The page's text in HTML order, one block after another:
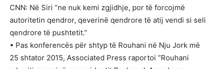
CNN: Në Siri “ne nuk kemi zgjidhje, por të forcojmë
autoritetin qendror, qeverinë qendrore të atij vendi si seli
qendrore të pushtetit.”
• Pas konferencës për shtyp të Rouhani në Nju Jork më
25 shtator 2015, Associated Press raportoi “Rouhani